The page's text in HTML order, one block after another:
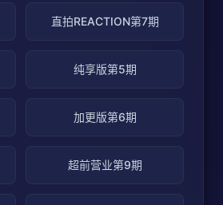
直拍REACTION第7期
纯享版第5期
加更版第6期
超前营业第9期